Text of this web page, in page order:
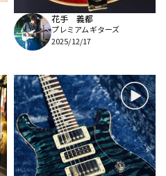
花手 義都
プレミアムギターズ
2025/12/17